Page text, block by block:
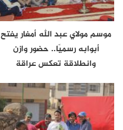
موسم مولاي عبد الله أمغار يفتح
أبوابه رسميًا.. حضور وازن
وانطلاقة تعكس عراقة